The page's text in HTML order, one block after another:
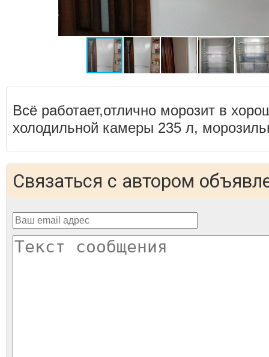
Всё работает,отлично морозит в
холодильной камеры 235 л,
Связаться с автором